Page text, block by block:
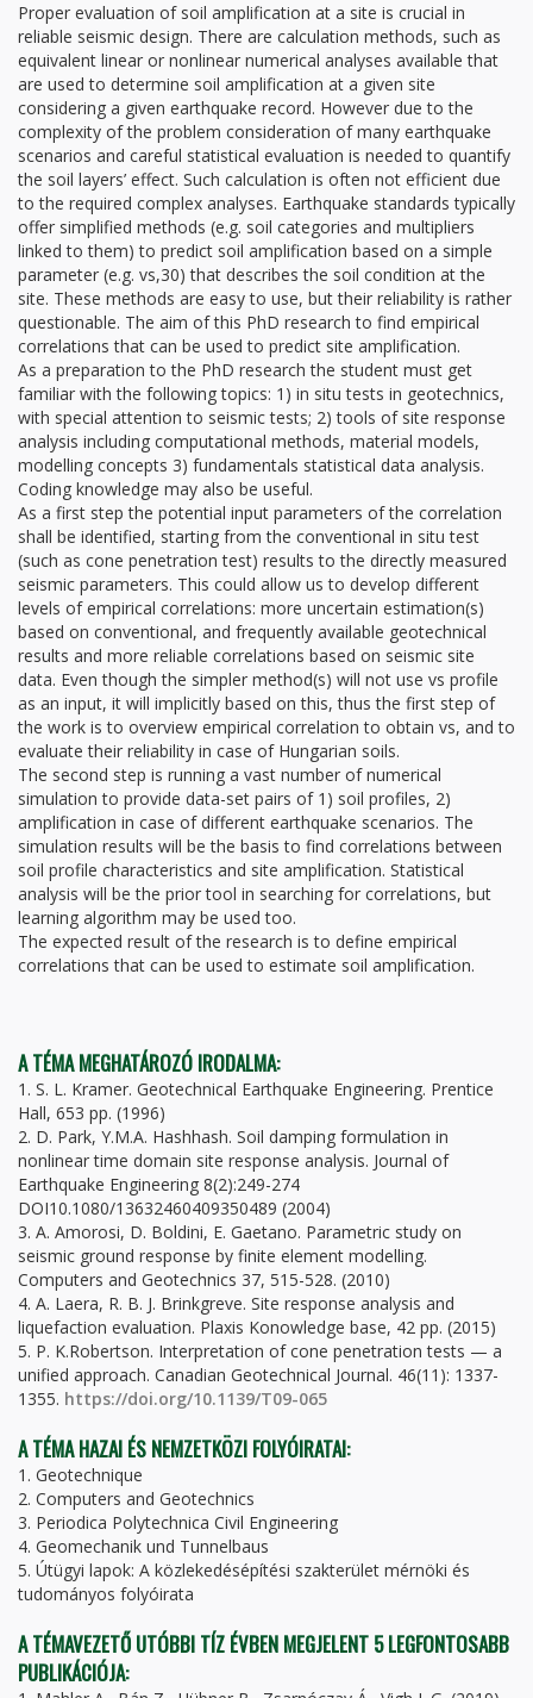
Proper evaluation of soil amplification at a site is crucial in
reliable seismic design. There are calculation methods, such as
equivalent linear or nonlinear numerical analyses available that
are used to determine soil amplification at a given site
considering a given earthquake record. However due to the
complexity of the problem consideration of many earthquake
scenarios and careful statistical evaluation is needed to quantify
the soil layers’ effect. Such calculation is often not efficient due
to the required complex analyses. Earthquake standards typically
offer simplified methods (e.g. soil categories and multipliers
linked to them) to predict soil amplification based on a simple
parameter (e.g. vs,30) that describes the soil condition at the
site. These methods are easy to use, but their reliability is rather
questionable. The aim of this PhD research to find empirical
correlations that can be used to predict site amplification.
As a preparation to the PhD research the student must get
familiar with the following topics: 1) in situ tests in geotechnics,
with special attention to seismic tests; 2) tools of site response
analysis including computational methods, material models,
modelling concepts 3) fundamentals statistical data analysis.
Coding knowledge may also be useful.
As a first step the potential input parameters of the correlation
shall be identified, starting from the conventional in situ test
(such as cone penetration test) results to the directly measured
seismic parameters. This could allow us to develop different
levels of empirical correlations: more uncertain estimation(s)
based on conventional, and frequently available geotechnical
results and more reliable correlations based on seismic site
data. Even though the simpler method(s) will not use vs profile
as an input, it will implicitly based on this, thus the first step of
the work is to overview empirical correlation to obtain vs, and to
evaluate their reliability in case of Hungarian soils.
The second step is running a vast number of numerical
simulation to provide data-set pairs of 1) soil profiles, 2)
amplification in case of different earthquake scenarios. The
simulation results will be the basis to find correlations between
soil profile characteristics and site amplification. Statistical
analysis will be the prior tool in searching for correlations, but
learning algorithm may be used too.
The expected result of the research is to define empirical
correlations that can be used to estimate soil amplification.
A TÉMA MEGHATÁROZÓ IRODALMA:
1. S. L. Kramer. Geotechnical Earthquake Engineering. Prentice
Hall, 653 pp. (1996)
2. D. Park, Y.M.A. Hashhash. Soil damping formulation in
nonlinear time domain site response analysis. Journal of
Earthquake Engineering 8(2):249-274
DOI10.1080/13632460409350489 (2004)
3. A. Amorosi, D. Boldini, E. Gaetano. Parametric study on
seismic ground response by finite element modelling.
Computers and Geotechnics 37, 515-528. (2010)
4. A. Laera, R. B. J. Brinkgreve. Site response analysis and
liquefaction evaluation. Plaxis Konowledge base, 42 pp. (2015)
5. P. K.Robertson. Interpretation of cone penetration tests — a
unified approach. Canadian Geotechnical Journal. 46(11): 1337-
1355. https://doi.org/10.1139/T09-065
A TÉMA HAZAI ÉS NEMZETKÖZI FOLYÓIRATAI:
1. Geotechnique
2. Computers and Geotechnics
3. Periodica Polytechnica Civil Engineering
4. Geomechanik und Tunnelbaus
5. Útügyi lapok: A közlekedésépítési szakterület mérnöki és
tudományos folyóirata
A TÉMAVEZETŐ UTÓBBI TÍZ ÉVBEN MEGJELENT 5 LEGFONTOSABB
PUBLIKÁCIÓJA: